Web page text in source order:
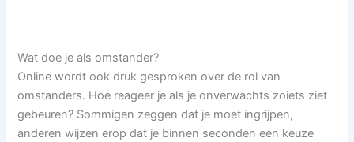
Wat doe je als omstander?
Online wordt ook druk gesproken over de rol van
omstanders. Hoe reageer je als je onverwachts zoiets ziet
gebeuren? Sommigen zeggen dat je moet ingrijpen,
anderen wijzen erop dat je binnen seconden een keuze